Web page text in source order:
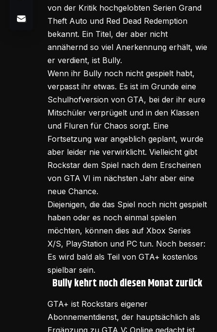
von der Kritik hochgelobten Serien Grand
Theft Auto und Red Dead Redemption
bekannt. Ein Titel, der aber nicht
annähernd so viel Anerkennung erhält, wie
er verdient, ist Bully.
Wenn ihr Bully noch nicht gespielt habt,
verpasst ihr etwas. Es ist im Grunde eine
Schulhofversion von GTA, bei der ihr eure
Mitschüler verprügelt und in den Klassen
und Fluren für Chaos sorgt. Eine
Fortsetzung war angeblich geplant, wurde
aber leider nie verwirklicht. Vielleicht gibt
Rockstar dem Spiel nach dem Erscheinen
von GTA VI im nächsten Jahr aber eine
neue Chance.
Diejenigen, die das Spiel noch nicht gespielt
haben oder es noch einmal spielen
möchten, können dies auf Xbox Series
X/S, PlayStation und PC tun. Noch besser:
Es wird bald als Teil von GTA+ kostenlos
spielbar sein.
Bully kehrt noch diesen Monat zurück
GTA+ ist Rockstars eigener
Abonnementdienst, der hauptsächlich als